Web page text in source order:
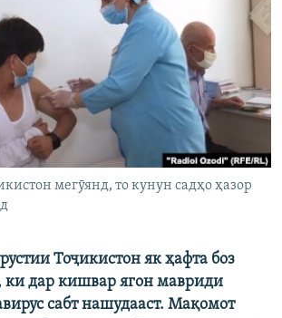
RFE/RL
мегӯянд, то кунун садҳо ҳазор
Тоҷикистон як ҳафта боз
ки дар кишвар ягон мавриди
сабт нашудааст. Мақомот